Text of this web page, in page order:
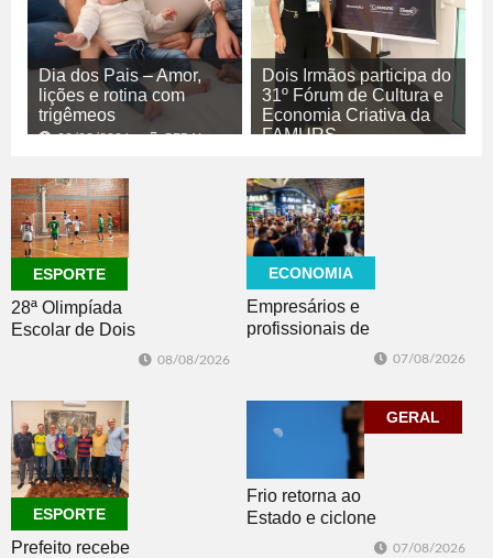
Dia dos Pais – Amor,
lições e rotina com
trigêmeos
08/08/2026 GERAL
Dois Irmãos participa do
31º Fórum de Cultura e
Economia Criativa da
FAMURS
CULTURA
ESPORTE
28ª Olimpíada
Escolar de Dois
08/08/2026
ECONOMIA
Empresários e
profissionais de
07/08/2026
ESPORTE
Prefeito recebe
GERAL
Frio retorna ao
Estado e ciclone
07/08/2026